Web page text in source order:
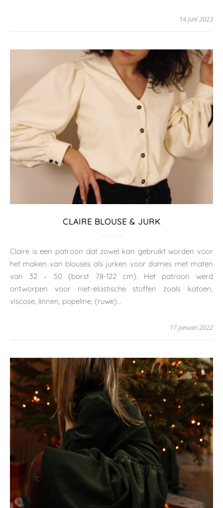
14 juni 2023
CLAIRE BLOUSE & JURK
Claire is een patroon dat zowel kan gebruikt worden voor
het maken van blouses als jurken voor dames met maten
van 32 – 50 (borst 78-122 cm). Het patroon werd
ontworpen voor niet-elastische stoffen zoals katoen,
viscose, linnen, popeline, (ruwe)…
17 januari 2022